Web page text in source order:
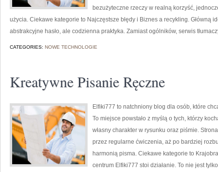
bezużyteczne rzeczy w realną korzyść,
użycia. Ciekawe kategorie to Najczęstsze błędy i Biznes a recykling. Główną
abstrakcyjne hasło, ale codzienna praktyka. Zamiast ogólników, serwis
CATEGORIES: NOWE TECHNOLOGIE
Kreatywne Pisanie Ręczne
Elfiki777 to natchniony blog dla osób, które
To miejsce powstało z myślą o tych, którzy
własny charakter w rysunku oraz piśmie.
przez regularne ćwiczenia, aż po bardziej
harmonią pisma. Ciekawe kategorie to
centrum Elfiki777 stoi działanie. To nie jest